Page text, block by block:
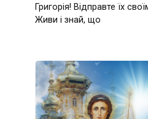
Григорія! Відправте їх
Живи і знай, що